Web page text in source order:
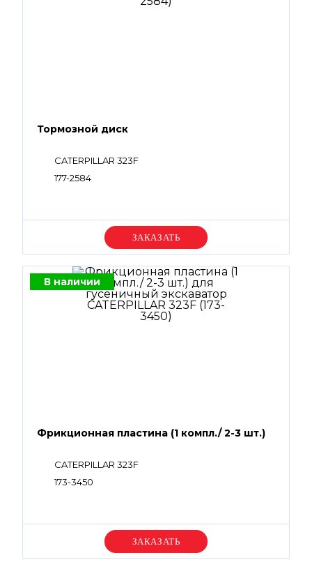
Тормозной диск
CATERPILLAR 323F
177-2584
Уточняйте цену
В наличии
Фрикционная пластина (1 компл./ 2-3 шт.)
CATERPILLAR 323F
173-3450
Уточняйте цену